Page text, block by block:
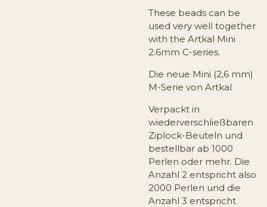
These beads can be
used very well together
with the Artkal Mini
2.6mm C-series.
Die neue Mini (2,6 mm)
M-Serie von Artkal
Verpackt in
wiederverschließbaren
Ziplock-Beuteln und
bestellbar ab 1000
Perlen oder mehr. Die
Anzahl 2 entspricht also
2000 Perlen und die
Anzahl 3 entspricht